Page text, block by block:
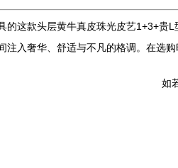
的这款头层黄牛真皮珠光皮艺1+3+贵
注入奢华、舒适与不凡的格调。在选
如